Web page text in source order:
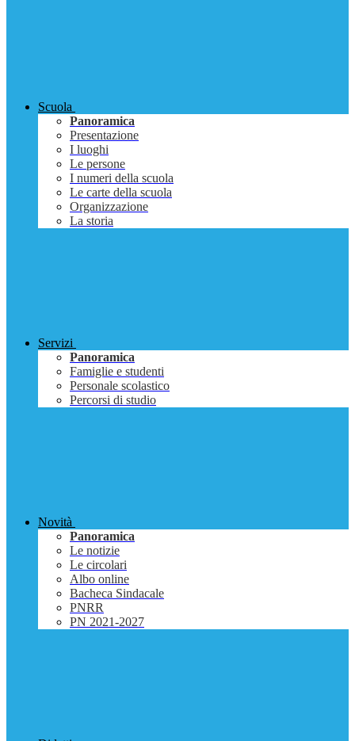
Scuola
Panoramica
Presentazione
I luoghi
Le persone
I numeri della scuola
Le carte della scuola
Organizzazione
La storia
Servizi
Panoramica
Famiglie e studenti
Personale scolastico
Percorsi di studio
Novità
Panoramica
Le notizie
Le circolari
Albo online
Bacheca Sindacale
PNRR
PN 2021-2027